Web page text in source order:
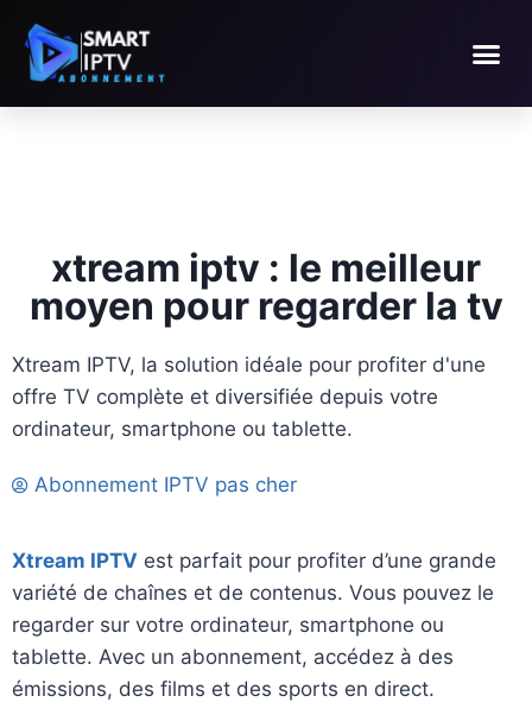
xtream iptv : le meilleur
moyen pour regarder la tv
Xtream IPTV, la solution idéale pour profiter d'une
offre TV complète et diversifiée depuis votre
ordinateur, smartphone ou tablette.
Abonnement IPTV pas cher
Xtream IPTV est parfait pour profiter d’une grande
variété de chaînes et de contenus. Vous pouvez le
regarder sur votre ordinateur, smartphone ou
tablette. Avec un abonnement, accédez à des
émissions, des films et des sports en direct.